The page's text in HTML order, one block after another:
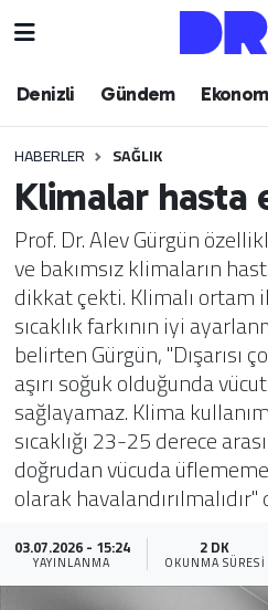
Denizli Gündem
HABERLER SAĞLIK
Klimalar hasta
Prof. Dr. Alev Gürgün
ve bakımsız klimaların
dikkat çekti. Klimalı ortam
sıcaklık farkının iyi
belirten Gürgün, "Dışarısı
aşırı soğuk olduğunda
sağlayamaz. Klima
sıcaklığı 23-25 derece
doğrudan vücuda
olarak havalandırılmalıdır"
03.07.2026 - 15:24
YAYINLANMA
2 DK
OKUNMA SÜRESI
Denizli
Ekonomi
Dünya
Spor
Magazin
Teknoloji
Yaşam
Sağlık
Yazarlar
Hava Durumu
Trafik Durumu
Puan Durumu ve Fikstür
Tüm Manşetler
Son Dakika Haberleri
Haber Arşivi